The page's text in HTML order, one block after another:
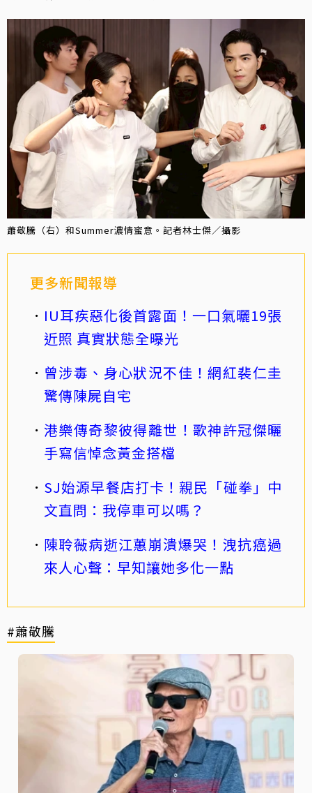
蕭敬騰（右）和Summer濃情蜜意。記者林士傑／攝影
更多新聞報導
IU耳疾惡化後首露面！一口氣曬19張
近照 真實狀態全曝光
曾涉毒、身心狀況不佳！網紅裴仁圭
驚傳陳屍自宅
港樂傳奇黎彼得離世！歌神許冠傑曬
手寫信悼念黃金搭檔
SJ始源早餐店打卡！親民「碰拳」中
文直問：我停車可以嗎？
陳聆薇病逝江蕙崩潰爆哭！洩抗癌過
來人心聲：早知讓她多化一點
#蕭敬騰